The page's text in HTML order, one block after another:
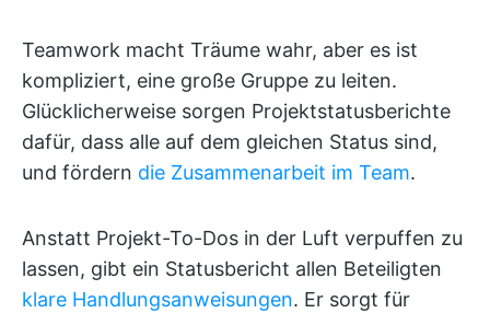
Teamwork macht Träume wahr, aber es ist
kompliziert, eine große Gruppe zu leiten.
Glücklicherweise sorgen Projektstatusberichte
dafür, dass alle auf dem gleichen Status sind,
und fördern die Zusammenarbeit im Team.
Anstatt Projekt-To-Dos in der Luft verpuffen zu
lassen, gibt ein Statusbericht allen Beteiligten
klare Handlungsanweisungen. Er sorgt für